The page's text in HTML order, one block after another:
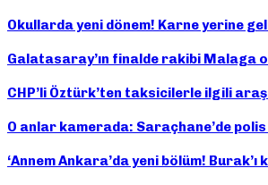
Okullarda yeni dönem! Karne yerine
Galatasaray’ın finalde rakibi Malaga
CHP’li Öztürk’ten taksicilerle ilgili
O anlar kamerada: Saraçhane’de polis
‘Annem Ankara’da yeni bölüm!